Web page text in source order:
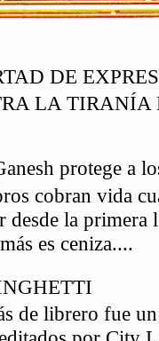
DE
LA TIRANÍA
protege a
cobran vida
desde la primera
es ceniza....
de librero fue